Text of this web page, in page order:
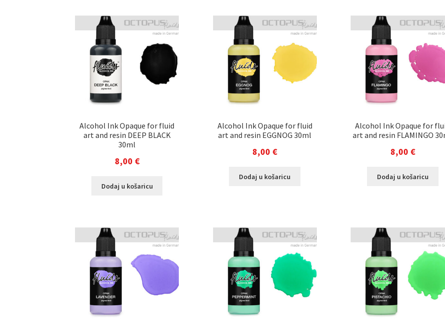
Alcohol Ink Opaque for fluid
art and resin DEEP BLACK
30ml
8,00 €
Dodaj u košaricu
Alcohol Ink Opaque for fluid
art and resin EGGNOG 30ml
8,00 €
Dodaj u košaricu
Alcohol Ink Opaque for
art and resin FLAMINGO
8,00 €
Dodaj u košaricu